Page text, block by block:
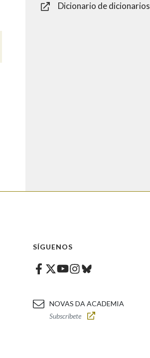
Dicionario de dicionarios
SÍGUENOS
Facebook
Twitter
Youtube
Instagram
Bluesky
NOVAS DA ACADEMIA
Subscríbete